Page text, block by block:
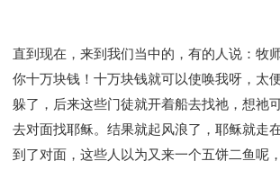
直到现在，来到我们当中的，有的人说：牧
你十万块钱！十万块钱就可以使唤我呀，太
躲了，后来这些门徒就开着船去找祂，想祂
去对面找耶稣。结果就起风浪了，耶稣就走
到了对面，这些人以为又来一个五饼二鱼呢